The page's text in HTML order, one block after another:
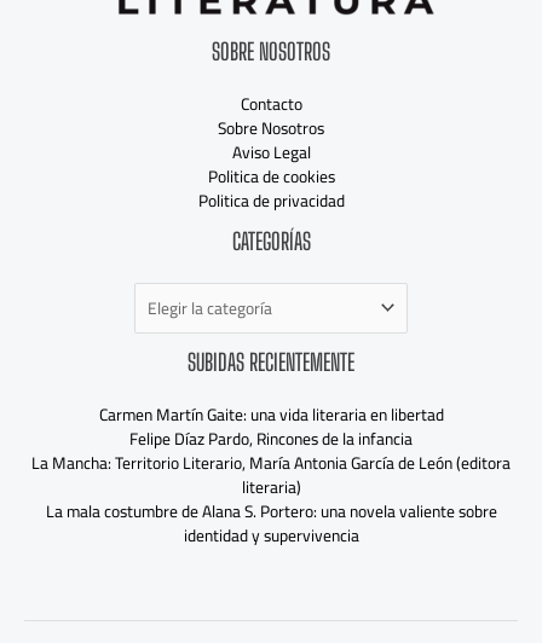
SOBRE NOSOTROS
Contacto
Sobre Nosotros
Aviso Legal
Politica de cookies
Politica de privacidad
CATEGORÍAS
SUBIDAS RECIENTEMENTE
Carmen Martín Gaite: una vida literaria en libertad
Felipe Díaz Pardo, Rincones de la infancia
La Mancha: Territorio Literario, María Antonia García de León (editora
literaria)
La mala costumbre de Alana S. Portero: una novela valiente sobre
identidad y supervivencia